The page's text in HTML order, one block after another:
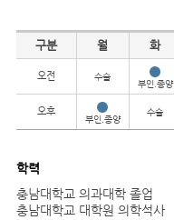
진료일정
구분 월 화
오전 수술
부인.종양
오후
부인.종양
수술
학력
충남대학교 의과대학 졸업
충남대학교 대학원 의학석사